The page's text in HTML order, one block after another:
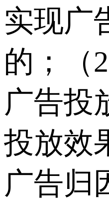
实现广
的；（
广告投
投放效
广告归